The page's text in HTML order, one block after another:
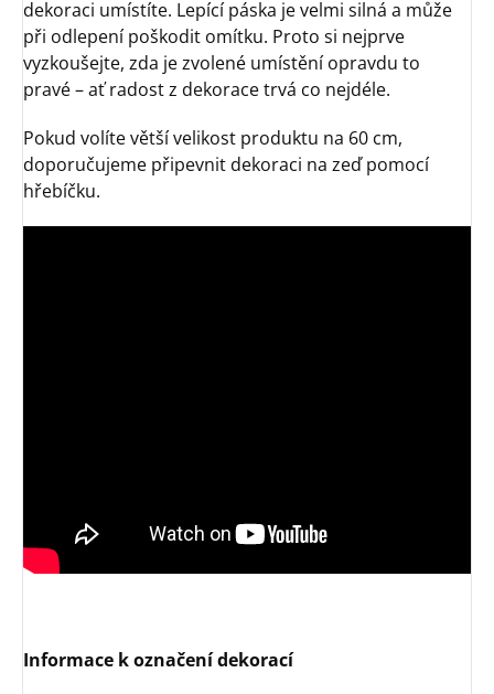
dekoraci umístíte. Lepící páska je velmi silná a může
při odlepení poškodit omítku. Proto si nejprve
vyzkoušejte, zda je zvolené umístění opravdu to
pravé – ať radost z dekorace trvá co nejdéle.
Pokud volíte větší velikost produktu na 60 cm,
doporučujeme připevnit dekoraci na zeď pomocí
hřebíčku.
Informace k označení dekorací